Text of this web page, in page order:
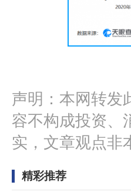
声明：本网转发
容不构成投资、
实，文章观点非
精彩推荐